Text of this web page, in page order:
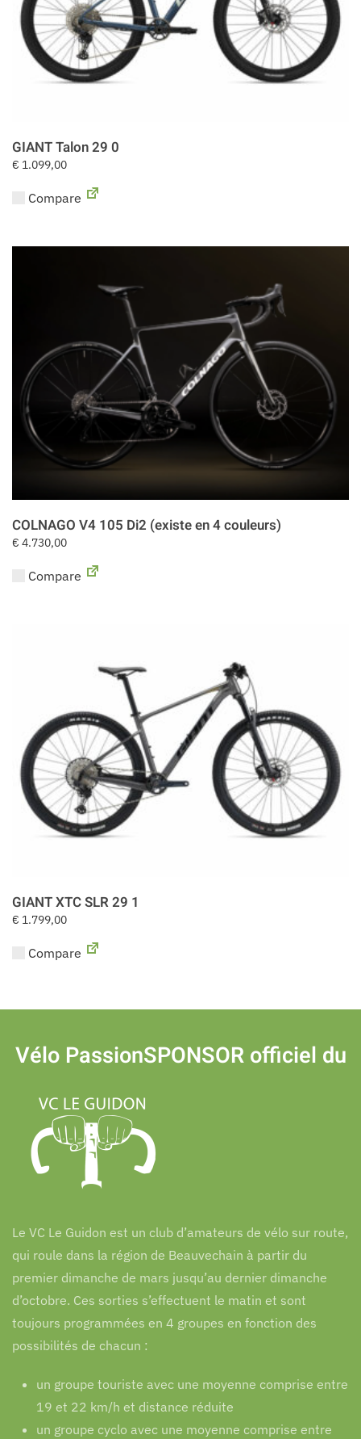
GIANT Talon 29 0
€ 1.099,00
Compare
COLNAGO V4 105 Di2 (existe en 4 couleurs)
€ 4.730,00
Compare
GIANT XTC SLR 29 1
€ 1.799,00
Compare
Vélo PassionSPONSOR officiel du
Le VC Le Guidon est un club d’amateurs de vélo sur route,
qui roule dans la région de Beauvechain à partir du
premier dimanche de mars jusqu’au dernier dimanche
d’octobre. Ces sorties s’effectuent le matin et sont
toujours programmées en 4 groupes en fonction des
possibilités de chacun :
un groupe touriste avec une moyenne comprise entre
19 et 22 km/h et distance réduite
un groupe cyclo avec une moyenne comprise entre